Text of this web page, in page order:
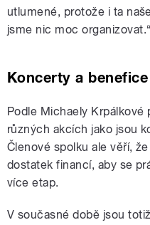
utlumené, protože i ta
jsme nic moc organizovat.“
Koncerty a benefice
Podle Michaely Krpálkové
různých akcích jako jsou
Členové spolku ale věří,
dostatek financí, aby se
více etap.
V současné době jsou